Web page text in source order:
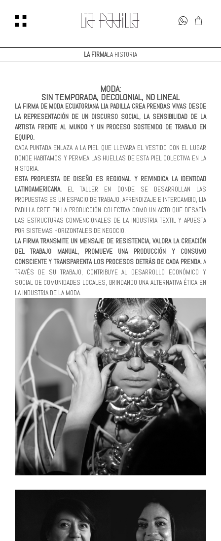
LA FIRMALA HISTORIA
MODA:
SIN TEMPORADA, DECOLONIAL, NO LINEAL
LA FIRMA DE MODA ECUATORIANA LIA PADILLA CREA PRENDAS VIVAS DESDE
LA REPRESENTACIÓN DE UN DISCURSO SOCIAL, LA SENSIBILIDAD DE LA
ARTISTA FRENTE AL MUNDO Y UN PROCESO SOSTENIDO DE TRABAJO EN
EQUIPO.
CADA PUNTADA ENLAZA A LA PIEL QUE LLEVARA EL VESTIDO CON EL LUGAR
DONDE HABITAMOS Y PERMEA LAS HUELLAS DE ESTA PIEL COLECTIVA EN LA
HISTORIA.
ESTA PROPUESTA DE DISEÑO ES REGIONAL Y REIVINDICA LA IDENTIDAD
LATINOAMERICANA.EL TALLER EN DONDE SE DESARROLLAN LAS
PROPUESTAS ES UN ESPACIO DE TRABAJO, APRENDIZAJE E INTERCAMBIO, LIA
PADILLA CREE EN LA PRODUCCIÓN COLECTIVA COMO UN ACTO QUE DESAFÍA
LAS ESTRUCTURAS CONVENCIONALES DE LA INDUSTRIA TEXTIL Y APUESTA
POR SISTEMAS HORIZONTALES DE NEGOCIO.
LA FIRMA TRANSMITE UN MENSAJE DE RESISTENCIA, VALORA LA CREACIÓN
DEL TRABAJO MANUAL, PROMUEVE UNA PRODUCCIÓN Y CONSUMO
CONSCIENTE Y TRANSPARENTA LOS PROCESOS DETRÁS DE CADA PRENDA.A
TRAVÉS DE SU TRABAJO, CONTRIBUYE AL DESARROLLO ECONÓMICO Y
SOCIAL DE COMUNIDADES LOCALES, BRINDANDO UNA ALTERNATIVA ÉTICA EN
LA INDUSTRIA DE LA MODA.